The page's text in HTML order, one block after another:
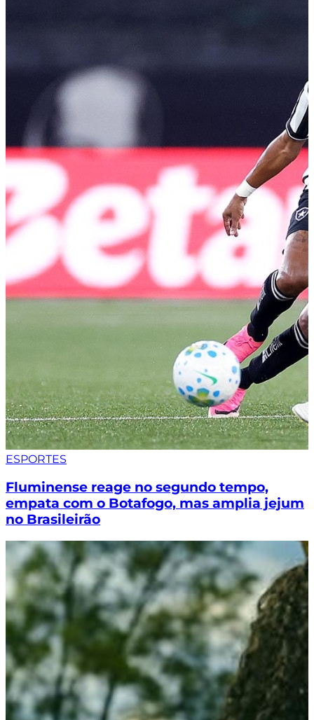
ESPORTES
Fluminense reage no segundo tempo,
empata com o Botafogo, mas amplia jejum
no Brasileirão